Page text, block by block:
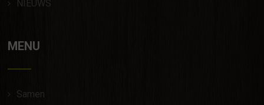
NIEUWS
MENU
Samen